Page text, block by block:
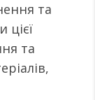
та
цієї
та